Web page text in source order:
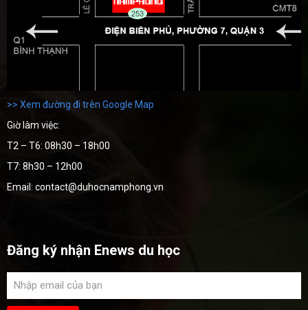
>> Xem đường đi trên Google Map
Giờ làm việc:
T2 – T6: 08h30 – 18h00
T7: 8h30 – 12h00
Email: contact@duhocnamphong.vn
Đăng ký nhận Enews du học